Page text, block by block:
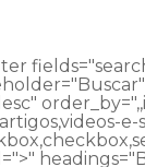
e-